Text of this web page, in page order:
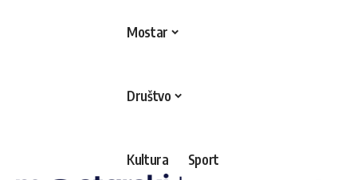
Mostar
Društvo
Kultura Sport